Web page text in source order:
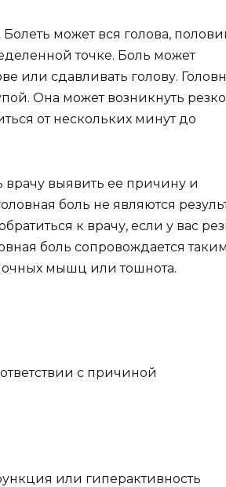
может вся голова,
точке. Боль может
или сдавливать голову.
Она может возникнуть
от нескольких минут до
выявить ее причину и
боль не являются
к врачу, если у вас
боль сопровождается
мышц или тошнота.
с причиной
или гиперактивность